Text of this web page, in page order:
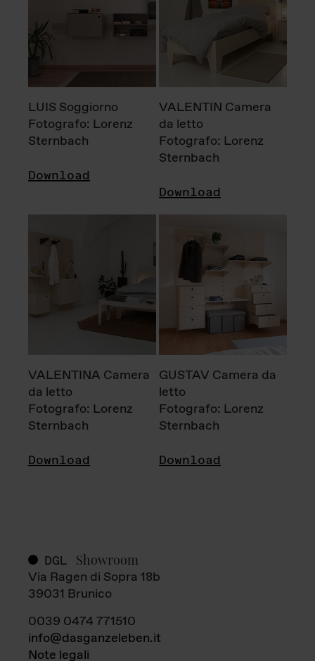
LUIS Soggiorno
Fotografo: Lorenz
Sternbach
Download
VALENTIN Camera
da letto
Fotografo: Lorenz
Sternbach
Download
VALENTINA Camera
da letto
Fotografo: Lorenz
Sternbach
Download
GUSTAV Camera da
letto
Fotografo: Lorenz
Sternbach
Download
DGL Showroom
Via Ragen di Sopra 18b
39031 Brunico
0039 0474 771510
info@dasganzeleben.it
Note legali